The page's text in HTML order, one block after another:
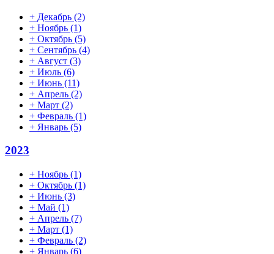
+ Декабрь (2)
+ Ноябрь (1)
+ Октябрь (5)
+ Сентябрь (4)
+ Август (3)
+ Июль (6)
+ Июнь (11)
+ Апрель (2)
+ Март (2)
+ Февраль (1)
+ Январь (5)
2023
+ Ноябрь (1)
+ Октябрь (1)
+ Июнь (3)
+ Май (1)
+ Апрель (7)
+ Март (1)
+ Февраль (2)
+ Январь (6)